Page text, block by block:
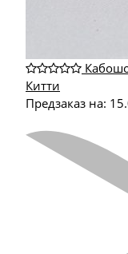
Китти
Предзаказ на: